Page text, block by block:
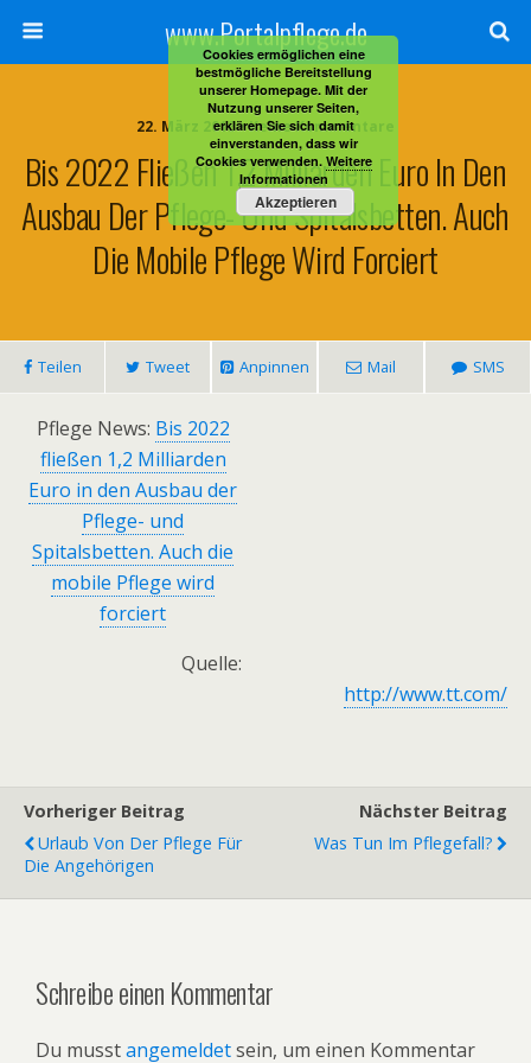
www.Portalpflege.de
22. März 2013 • Keine Kommentare
Bis 2022 Fließen 1,2 Milliarden Euro In Den
Ausbau Der Pflege- Und Spitalsbetten. Auch
Die Mobile Pflege Wird Forciert
Teilen Tweet Anpinnen Mail SMS
Pflege News: Bis 2022
fließen 1,2 Milliarden
Euro in den Ausbau der
Pflege- und
Spitalsbetten. Auch die
mobile Pflege wird
forciert
Quelle:
http://www.tt.com/
Vorheriger Beitrag
Urlaub Von Der Pflege Für
Die Angehörigen
Nächster Beitrag
Was Tun Im Pflegefall?
Schreibe einen Kommentar
Du musstangemeldetsein, um einen Kommentar
Cookies ermöglichen eine
bestmögliche Bereitstellung
unserer Homepage. Mit der
Nutzung unserer Seiten,
erklären Sie sich damit
einverstanden, dass wir
Cookies verwenden. Weitere
Informationen
Akzeptieren